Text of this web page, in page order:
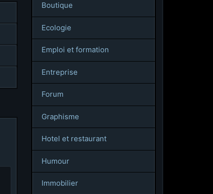
Boutique
Ecologie
Emploi et formation
Entreprise
Forum
Graphisme
Hotel et restaurant
Humour
Immobilier